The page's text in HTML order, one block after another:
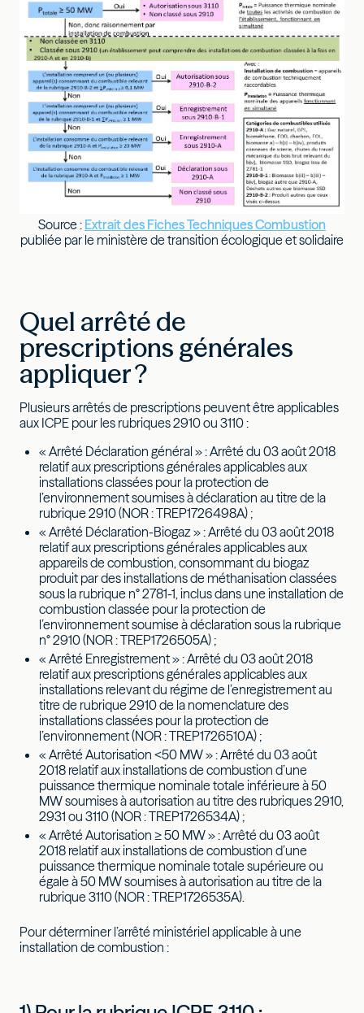
Source : Extrait des Fiches Techniques Combustion
publiée par le ministère de transition écologique et solidaire
Quel arrêté de
prescriptions générales
appliquer ?
Plusieurs arrêtés de prescriptions peuvent être applicables
aux ICPE pour les rubriques 2910 ou 3110 :
« Arrêté Déclaration général » : Arrêté du 03 août 2018
relatif aux prescriptions générales applicables aux
installations classées pour la protection de
l’environnement soumises à déclaration au titre de la
rubrique 2910 (NOR : TREP1726498A) ;
« Arrêté Déclaration-Biogaz » : Arrêté du 03 août 2018
relatif aux prescriptions générales applicables aux
appareils de combustion, consommant du biogaz
produit par des installations de méthanisation classées
sous la rubrique n° 2781-1, inclus dans une installation de
combustion classée pour la protection de
l’environnement soumise à déclaration sous la rubrique
n° 2910 (NOR : TREP1726505A) ;
« Arrêté Enregistrement » : Arrêté du 03 août 2018
relatif aux prescriptions générales applicables aux
installations relevant du régime de l’enregistrement au
titre de rubrique 2910 de la nomenclature des
installations classées pour la protection de
l’environnement (NOR : TREP1726510A) ;
« Arrêté Autorisation <50 MW » : Arrêté du 03 août
2018 relatif aux installations de combustion d’une
puissance thermique nominale totale inférieure à 50
MW soumises à autorisation au titre des rubriques 2910,
2931 ou 3110 (NOR : TREP1726534A) ;
« Arrêté Autorisation ≥ 50 MW » : Arrêté du 03 août
2018 relatif aux installations de combustion d’une
puissance thermique nominale totale supérieure ou
égale à 50 MW soumises à autorisation au titre de la
rubrique 3110 (NOR : TREP1726535A).
Pour déterminer l’arrêté ministériel applicable à une
installation de combustion :